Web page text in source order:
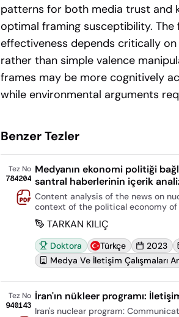
patterns for both media trust and
optimal framing susceptibility.
effectiveness depends critically
rather than simple valence
frames may be more cognitively
while environmental arguments
Benzer Tezler
Tez No
784204
Medyanın ekonomi politiği
santral haberlerinin içerik
Content analysis of the news on
context of the political economy of
TARKAN KILIÇ
Doktora Türkçe 2023
Medya Ve İletişim Çalışmaları
Tez No
940143
İran'ın nükleer programı:
Iran's nuclear program: